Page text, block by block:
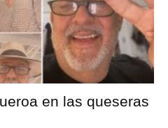
en las queseras